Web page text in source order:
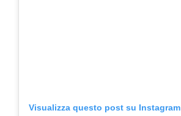
Visualizza questo post su Instagram